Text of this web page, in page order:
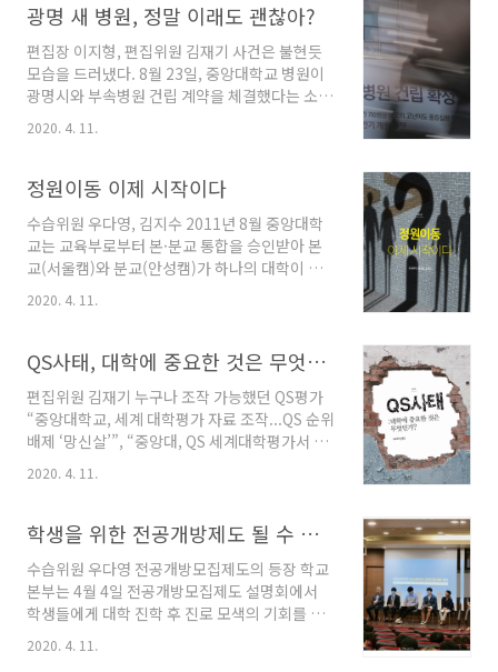
형 불법 카메라가 발견되기도 하였다. 중앙대학
교도 예외는 아..
학과 2) 씨가 나타났다. 배낭에서 사료를 꺼내자
수풀 속에서 까만 고양이가 나타난다. 경계심 가
득한 눈으로 그릇을 바라보던 녀석은 고양이용
통조림을 뜯자 이내 코를 박고 먹기 시작했다.
“턱 아래 콧물이 맺혀 있네요. 구내염에 걸렸나
봐요. 다음부터는 약을 같이 줘야겠어요.”김산 씨
는, 학내에서 할 수 있는 활동을 찾다가 냥침반
에..
광명 새 병원, 정말 이래도 괜찮아?
편집장 이지형, 편집위원 김재기 사건은 불현듯
모습을 드러냈다. 8월 23일, 중앙대학교 병원이
광명시와 부속병원 건립 계약을 체결했다는 소식
이 별안간 들려왔다. 2021년 3월까지 광명시에
약 700병상 규모의 부속병원을 건립한다는 내용
과목을 운영하는 대형 병원이다. 부지 면적만 약
달할 것으로 추정된다. 여러모로 대규모의 사업
이지만, 계약 체결 소식은 외부 언론 보도를 통해
처음 알려졌다. 학교가 광명시의 입찰 공고에 참
여하고 계약을 논의하는 동안, 그 내용은 소수에
을 아무도 모르게 진행해도 될까? ‘병원’..
2020. 4. 11.
정원이동 이제 시작이다
수습위원 우다영, 김지수 2011년 8월 중앙대학
교는 교육부로부터 본·분교 통합을 승인받아 본
교(서울캠)와 분교(안성캠)가 하나의 대학이 되
었다. 교육부는 서울캠퍼스의 교사확보율(학생
수 대비 학교부지 비율)을 유지한다는 조건 하에
캠퍼스 정원을 늘릴 시 증가한 인원에 상응하는
교지를 확보해야 했다. 당시 대학본부는 서울캠
중심의 대학발전 계획을 수립하고 있었다. 이를
위해서는 서울 캠퍼스의 정원 증가가 필요했다.
정원증가를 위한 교사확보에는 추가적 비용이 발
생하기 때문에 현실적으로 정원증가는 어려웠다.
했다. 이 사실은 2016년 12월 교육부 감사에서
드러났다. ..
2020. 4. 11.
QS사태, 대학에 중요한 것은 무엇인가?
편집위원 김재기 누구나 조작 가능했던 QS평가
“중앙대학교, 세계 대학평가 자료 조작...QS 순위
배제 ‘망신살’”, “중앙대, QS 세계대학평가서 순
말 외부 언론과 학내 언론의 보도로 한 번쯤은 들
대해 평가 실무 담당자가 우리 대학의 순위 상승
에 기여하려는 과욕과 오판으로 발생했다고 설명
했다. QS는 영국의 대학평가기관으로 매년 평가
를 실시하고 있다. 학교는 그간 QS평가의 순위를
인용하며 학교 발전의 증거로 활용하곤 했다. QS
대학평가는 6개 평가지표로 평가를 한다. 그중 중
2020. 4. 11.
학생을 위한 전공개방제도 될 수 있을까?
수습위원 우다영 전공개방모집제도의 등장 학교
본부는 4월 4일 전공개방모집제도 설명회에서
학생들에게 대학 진학 후 진로 모색의 기회를 주
혔다. 학교본부의 갑작스러운 전공개방모집제도
2020. 4. 11.